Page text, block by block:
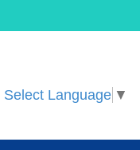
Select Language ▼